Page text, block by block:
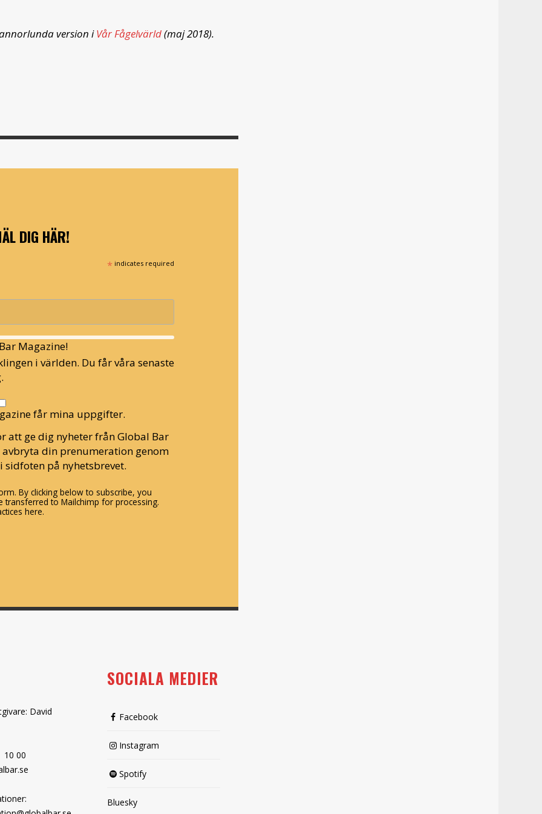
version iVår Fågelvärld(maj 2018).
DIG HÄR!
* indicates required
Magazine!
i världen. Du får våra senaste
får mina uppgifter.
att ge dig nyheter från Global Bar
avbryta din prenumeration genom
på nyhetsbrevet.
By clicking below to subscribe, you
to Mailchimp for processing.
here.
David
10 00
SOCIALA MEDIER
Facebook
Instagram
Spotify
Bluesky